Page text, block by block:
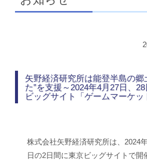
矢野経済研究所は能登半島の郷
た”を支援～2024年4月27日、
ビッグサイト「ゲームマーケッ
株式会社矢野経済研究所は、2024
日の2日間に東京ビッグサイトで開